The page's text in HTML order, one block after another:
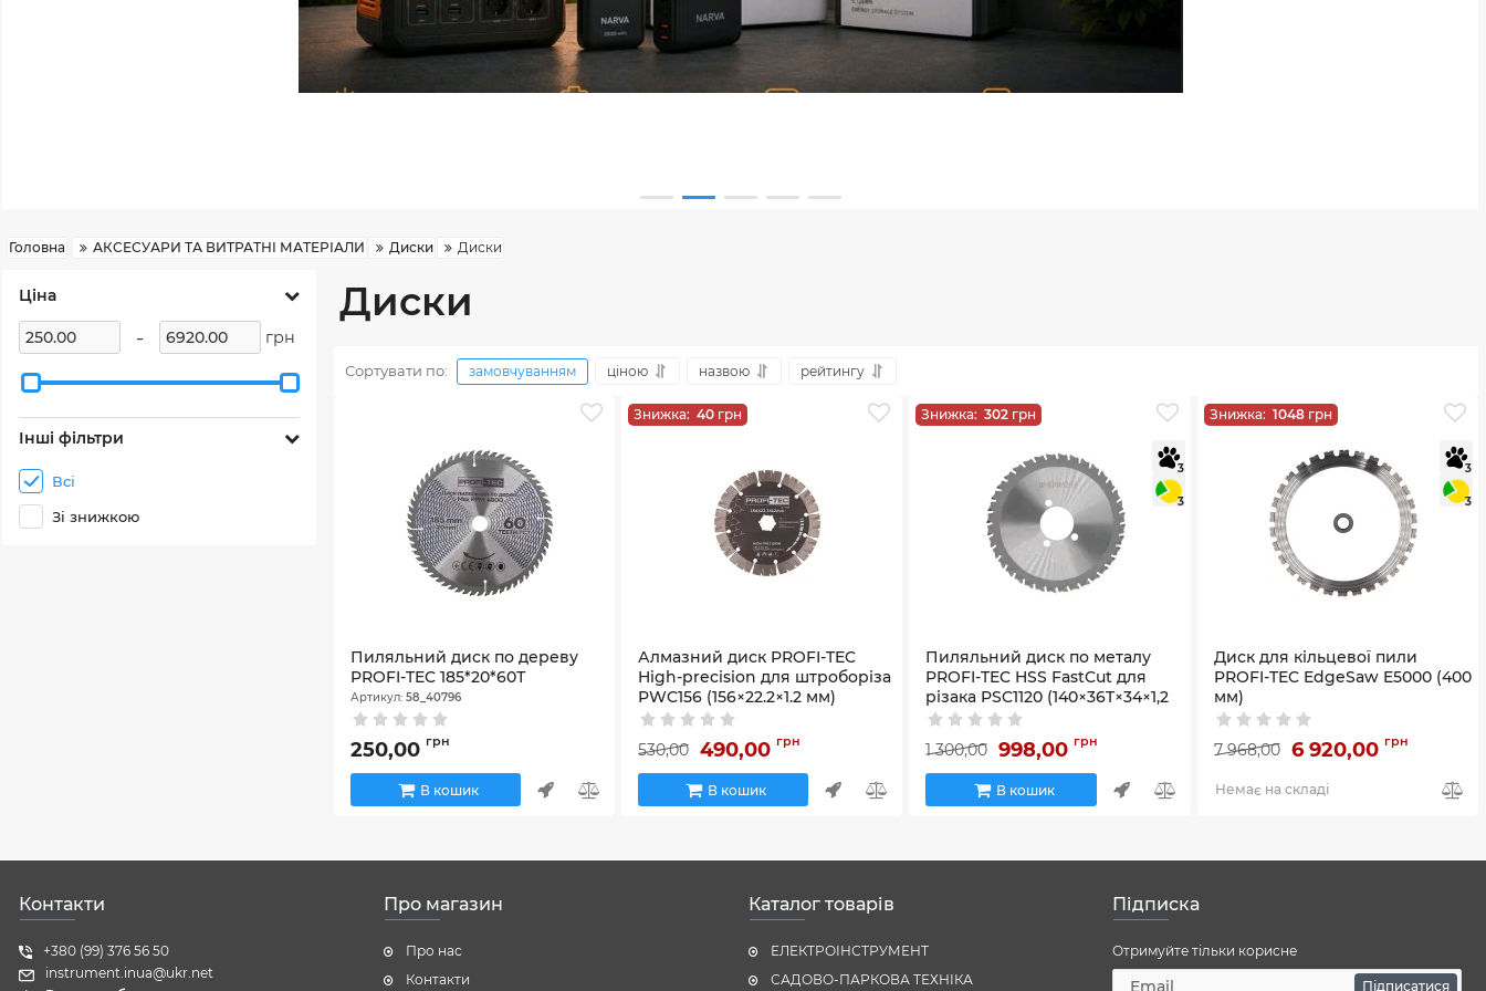
Головна АКСЕСУАРИ ТА ВИТРАТНІ МАТЕРІАЛИ Диски Диски
Ціна
- грн
Інші фільтри
Всі
Зі знижкою
Диски
Сортувати по: замовчуванням ціною назвою рейтингу
Пиляльний диск по дереву
PROFI-TEC 185*20*60Т
Артикул: 58_40796
250,00 грн
В кошик
Знижка:40 грн
Алмазний диск PROFI-TEC
High-precision для штроборіза
PWC156 (156×22.2×1.2 мм)
Артикул:58_38212
530,00 490,00 грн
В кошик
Знижка:302 грн
3
3
Пиляльний диск по металу
PROFI-TEC HSS FastCut для
різака PSC1120 (140×36T×34×1,2
мм)
1 300,00 998,00 грн
В кошик
Знижка: 1048 грн
3
3
Диск для кільцевої пили
PROFI-TEC EdgeSaw E5000 (400
мм)
Артикул:58_34564
7 968,00 6 920,00 грн
Немає на складі
Контакти
+380 (99) 376 56 50
instrument.inua@ukr.net
Про магазин
Про нас
Контакти
Каталог товарів
ЕЛЕКТРОІНСТРУМЕНТ
САДОВО-ПАРКОВА ТЕХНІКА
Підписка
Отримуйте тільки корисне
Підписатися